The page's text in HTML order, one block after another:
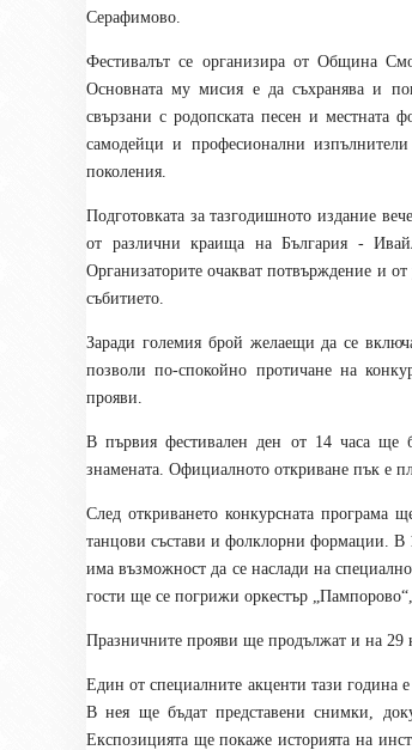
Серафимово.
Фестивалът се организира от Община
Основната му мисия е да съхранява и
свързани с родопската песен и местната
самодейци и професионални
поколения.
Подготовката за тазгодишното издание
от различни краища на България -
Организаторите очакват потвърждение и
събитието.
Заради големия брой желаещи да се
позволи по-спокойно протичане на
прояви.
В първия фестивален ден от 14 часа ще
знамената. Официалното откриване пък е
След откриването конкурсната програма
танцови състави и фолклорни формации. В
има възможност да се наслади на
гости ще се погрижи оркестър
Празничните прояви ще продължат и на 29
Един от специалните акценти тази година
В нея ще бъдат представени снимки,
Експозицията ще покаже историята на